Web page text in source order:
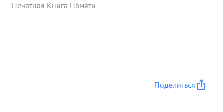
Печатная Книга Памяти
Поделиться